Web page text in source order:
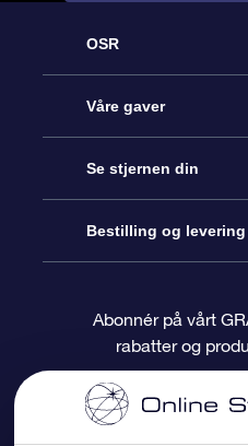
OSR
Kundeservice
Kontakt oss
Bloggen
Anmeldelser
Våre gaver
Online Stjernegave
OSR Gavepakke
OSR-gavekortet
Bedriftsgaver
Se stjernen din
Star Register
Pesontilpasset
One Million Stars
Bestilling og levering
Betalingsinformasjon
Fraktinformasjon
Abonnér på vårt
rabatter og